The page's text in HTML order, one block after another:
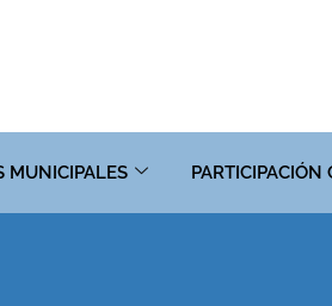
MUNICIPALES